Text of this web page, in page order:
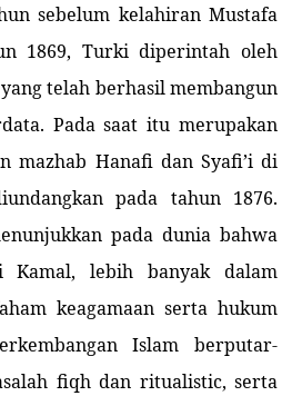
sebelum kelahiran Mustafa
1869, Turki diperintah oleh
telah berhasil membangun
Pada saat itu merupakan
mazhab Hanafi dan Syafi’i di
pada tahun 1876.
pada dunia bahwa
lebih banyak dalam
keagamaan serta hukum
Islam berputar-
fiqh dan ritualistic, serta